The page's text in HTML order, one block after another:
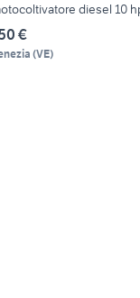
diesel 10
€
(VE)